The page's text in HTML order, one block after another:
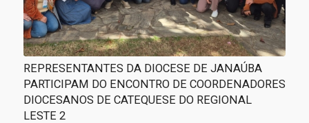
REPRESENTANTES DA DIOCESE DE JANAÚBA
PARTICIPAM DO ENCONTRO DE COORDENADORES
DIOCESANOS DE CATEQUESE DO REGIONAL
LESTE 2